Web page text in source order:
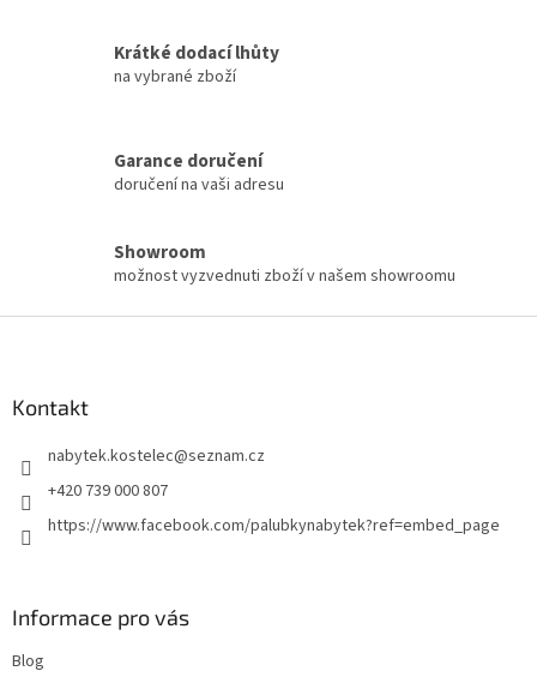
Krátké dodací lhůty
na vybrané zboží
Garance doručení
doručení na vaši adresu
Showroom
možnost vyzvednuti zboží v našem showroomu
Kontakt
nabytek.kostelec@seznam.cz
+420 739 000 807
https://www.facebook.com/palubkynabytek?ref=embed_page
Informace pro vás
Blog